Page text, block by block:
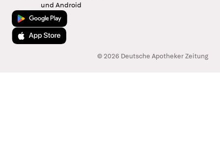
und Android
Jetzt bei Google Play
Laden im App Store
© 2026 Deutsche Apotheker Zeitung